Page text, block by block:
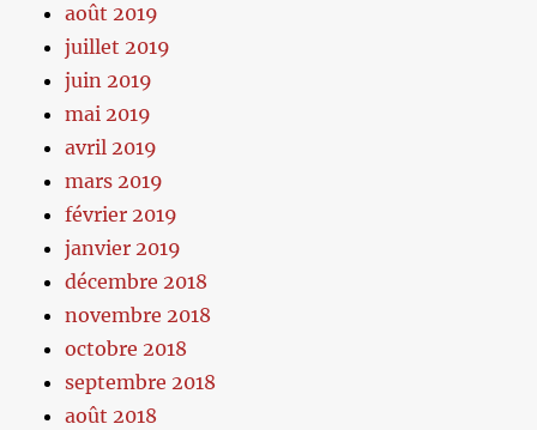
août 2019
juillet 2019
juin 2019
mai 2019
avril 2019
mars 2019
février 2019
janvier 2019
décembre 2018
novembre 2018
octobre 2018
septembre 2018
août 2018